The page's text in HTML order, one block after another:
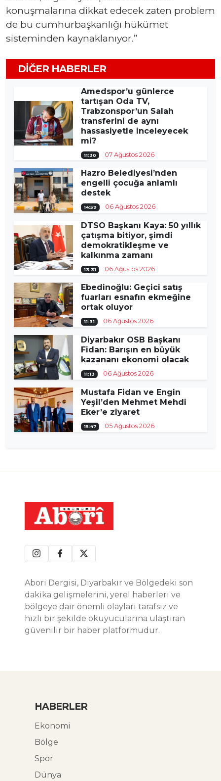
konuşmalarına dikkat edecek zaten problem
de bu cumhurbaşkanlığı hükümet
sisteminden kaynaklanıyor.”
DIĞER HABERLER
Amedspor’u günlerce
tartışan Oda TV,
Trabzonspor’un Salah
transferini de aynı
hassasiyetle inceleyecek
mi?
11:30 07 Ağustos 2026
Hazro Belediyesi’nden
engelli çocuğa anlamlı
destek
14:59 06 Ağustos 2026
DTSO Başkanı Kaya: 50 yıllık
çatışma bitiyor, şimdi
demokratikleşme ve
kalkınma zamanı
13:31 06 Ağustos 2026
Ebedinoğlu: Geçici satış
fuarları esnafın ekmeğine
ortak oluyor
11:31 06 Ağustos 2026
Diyarbakır OSB Başkanı
Fidan: Barışın en büyük
kazananı ekonomi olacak
11:13 06 Ağustos 2026
Mustafa Fidan ve Engin
Yeşil’den Mehmet Mehdi
Eker’e ziyaret
15:47 05 Ağustos 2026
Abori Dergisi, Diyarbakır ve Bölgedeki son
dakika gelişmelerini, yerel haberleri ve
bölgeye dair önemli olayları tarafsız ve
hızlı bir şekilde okuyucularına ulaştıran
güvenilir bir haber platformudur.
HABERLER
Ekonomi
Bölge
Spor
Dünya